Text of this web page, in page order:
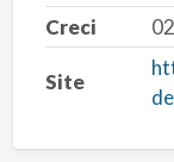
Creci
Site